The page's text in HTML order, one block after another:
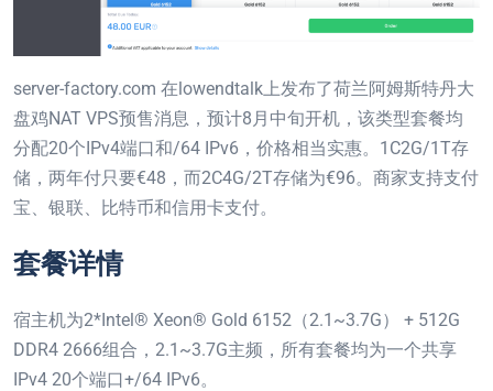
server-factory.com 在lowendtalk上发布了荷兰阿姆斯特丹大
盘鸡NAT VPS预售消息，预计8月中旬开机，该类型套餐均
分配20个IPv4端口和/64 IPv6，价格相当实惠。1C2G/1T存
储，两年付只要€48，而2C4G/2T存储为€96。商家支持支付
宝、银联、比特币和信用卡支付。
套餐详情
宿主机为2*Intel® Xeon® Gold 6152（2.1~3.7G） + 512G
DDR4 2666组合，2.1~3.7G主频，所有套餐均为一个共享
IPv4 20个端口+/64 IPv6。